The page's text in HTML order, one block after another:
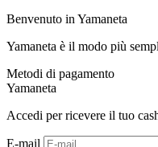
Benvenuto in Yamaneta
Yamaneta è il modo più
Metodi di pagamento
Yamaneta
Accedi per ricevere il tuo
E-mail